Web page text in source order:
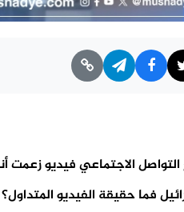
الاجتماعي فيديو زعمت
فما حقيقة الفيديو المتداول؟